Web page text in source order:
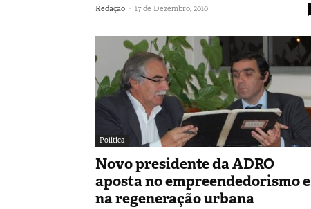
Redação - 17 de Dezembro, 2010
Política
Novo presidente da ADRO
aposta no empreendedorismo e
na regeneração urbana